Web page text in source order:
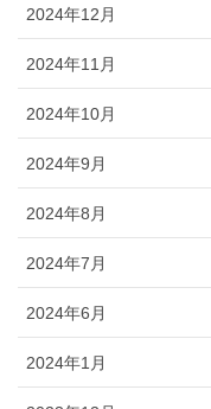
2024年12月
2024年11月
2024年10月
2024年9月
2024年8月
2024年7月
2024年6月
2024年1月